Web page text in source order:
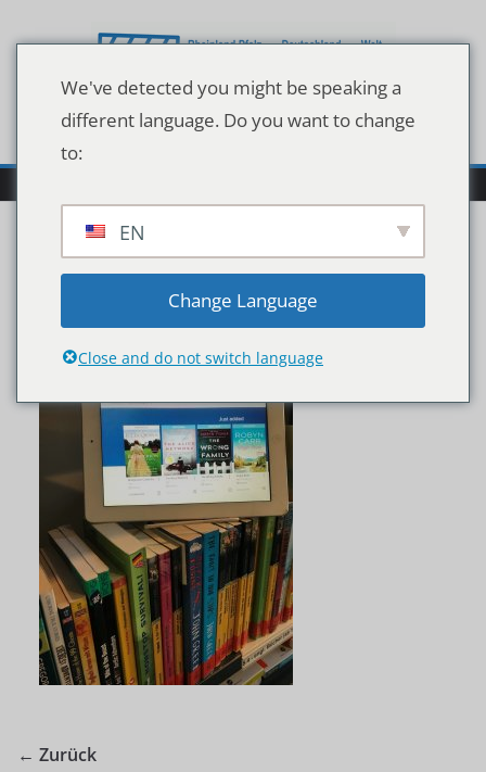
Inhalt
2100215_Overdrive
← Zurück
We've detected you might be speaking a
different language. Do you want to change
to:
EN
Change Language
Close and do not switch language